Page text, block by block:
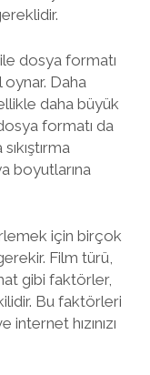
dosya formatı
Daha
daha büyük
formatı da
boyutlarına
için birçok
Film türü,
gibi faktörler,
Bu faktörleri
hızınızı